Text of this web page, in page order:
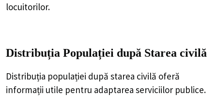
locuitorilor.
Distribuția Populației după Starea civilă
Distribuția populației după starea civilă oferă
informații utile pentru adaptarea serviciilor publice.